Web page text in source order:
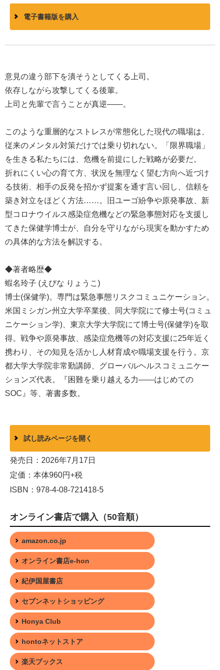
電子書籍版を購入
意見の違う部下を潰そうとしてくる上司。
依存しながら攻撃してくる後輩。
上司と先輩で言うことが真逆――。
このような重層的なストレスが常態化した現代の職場は、
従来のメンタル対策だけでは乗り切れない。「限界職場」
を生きる私たちには、危機を前提にした戦略が必要だ。
折れにくい心の育て方、状況を無理なく望む方向へ近づけ
る技術、相手の反発を招かず提案を通す言い回し、信頼を
築き対立をほどく方法……。旧ユーゴ紛争や原発事故、新
型コロナウイルス感染症危機などの緊急事態対応を支援し
てきた保健学博士が、自分を守りながら現実を動かすため
の具体的な方法を解説する。
◆著者略歴◆
蝦名玲子 (えびな りょうこ)
博士(保健学)。専門は緊急事態リスクコミュニケーション。
米国ミシガン州立大学卒業後、同大学院にて修士号(コミュ
ニケーション学)、東京大学大学院にて博士号(保健学)を取
得。戦争や原発事故、感染症危機等の対応支援に25年近く
携わり、その知見を活かし人材育成や職場支援を行う。京
都大学大学院非常勤講師、グローバルヘルスコミュニケー
ションズ代表。『困難を乗り越える力――はじめての
SOC』等、著書多数。
試し読みページを開く
発売日：2026年7月17日
定価：本体960円+税
ISBN：978-4-08-721418-5
オンライン書店で購入（50音順）
amazon.co.jp
オンライン書店e-hon
紀伊国屋書店
セブンネットショッピング
Honya Club
hontoネットストア
楽天ブックス